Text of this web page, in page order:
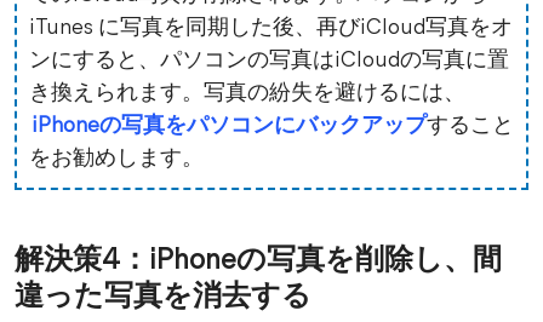
iTunes に写真を同期した後、再びiCloud写真をオ
ンにすると、パソコンの写真はiCloudの写真に置
き換えられます。写真の紛失を避けるには、
iPhoneの写真をパソコンにバックアップすること
をお勧めします。
解決策4：iPhoneの写真を削除し、間
違った写真を消去する